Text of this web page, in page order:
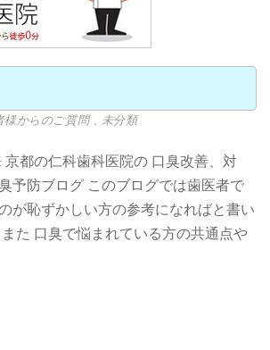
様からのご質問, 未分類
京都の仁科歯科医院の 口臭改善、対
予防ブログ このブログでは歯医者で
が恥ずかしい方の参考になればと書い
た 口臭で悩まれている方の共通点や